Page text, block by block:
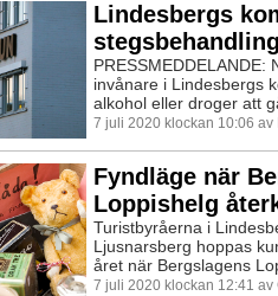
Lindesbergs
stegsbehandling
PRESSMEDDELANDE:
invånare i Lindesbergs
alkohol eller droger att
7 juli 2020 klockan 10:06
Fyndläge när
Loppishelg
Turistbyråerna i
Ljusnarsberg hoppas
året när Bergslagens
7 juli 2020 klockan 12:41